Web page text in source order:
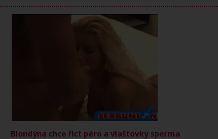
Blondýna chce říct péro a vlaštovky sperma